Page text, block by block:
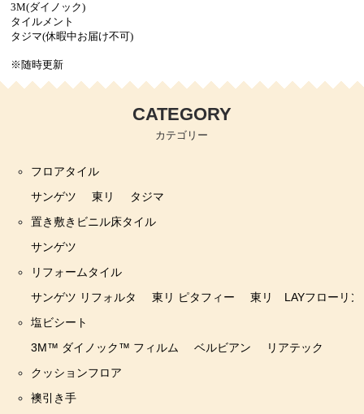
クッションフロア
襖引き手
ソフト巾木
中川ケミカル
フォグラス
カッティングシート
3M(ダイノック)
タイルメント
タジマ(休暇中お届け不可)
※随時更新
CATEGORY
カテゴリー
フロアタイル
サンゲツ
東リ
タジマ
置き敷きビニル床タイル
サンゲツ
リフォームタイル
サンゲツ リフォルタ
東リ ピタフィー
東リ LAYフローリン
塩ビシート
3M™ ダイノック™ フィルム
ベルビアン
リアテック
クッションフロア
襖引き手